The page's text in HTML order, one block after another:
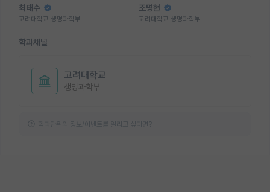
최태수
고려대학교 생명과학부
조명현
고려대학교 생명과학부
학과채널
고려대학교
생명과학부
학과단위의 정보/이벤트를 알리고 싶다면?